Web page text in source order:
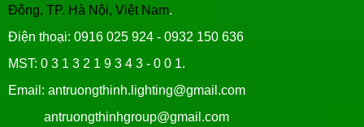
Đông, TP. Hà Nội, Việt Nam.
Điện thoại: 0916 025 924 - 0932 150 636
MST: 0 3 1 3 2 1 9 3 4 3 - 0 0 1.
Email: antruongthinh.lighting@gmail.com
antruongthinhgroup@gmail.com